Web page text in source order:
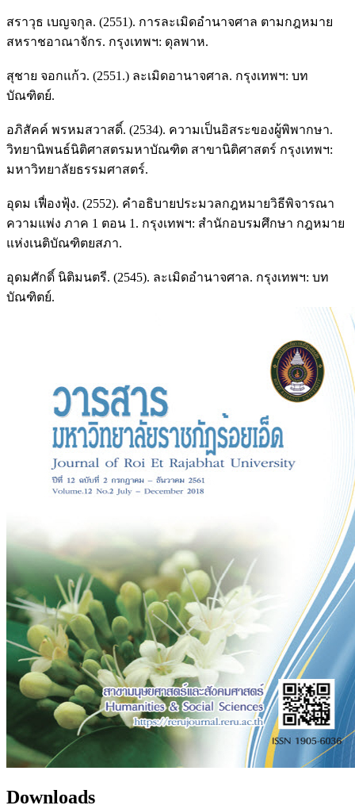
สราวุธ เบญจกุล. (2551). การละเมิดอำนาจศาล ตามกฎหมาย
สหราชอาณาจักร. กรุงเทพฯ: ดุลพาห.
สุชาย จอกแก้ว. (2551.) ละเมิดอานาจศาล. กรุงเทพฯ: บท
บัณฑิตย์.
อภิสัคค์ พรหมสวาสดิ์. (2534). ความเป็นอิสระของผู้พิพากษา.
วิทยานิพนธ์นิติศาสตรมหาบัณฑิต สาขานิติศาสตร์ กรุงเทพฯ:
มหาวิทยาลัยธรรมศาสตร์.
อุดม เฟื่องฟุ้ง. (2552). คำอธิบายประมวลกฎหมายวิธีพิจารณา
ความแพ่ง ภาค 1 ตอน 1. กรุงเทพฯ: สำนักอบรมศึกษา กฎหมาย
แห่งเนติบัณฑิตยสภา.
อุดมศักดิ์ นิติมนตรี. (2545). ละเมิดอำนาจศาล. กรุงเทพฯ: บท
บัณฑิตย์.
Downloads